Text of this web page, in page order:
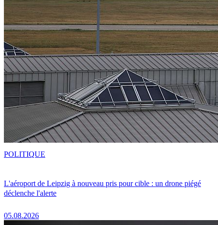
L'aéroport de Leipzig à nouveau pris pour cible : un drone piégé
déclenche l'alerte
05.08.2026
POLITIQUE